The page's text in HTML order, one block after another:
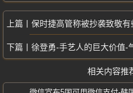
保时捷高管称被抄袭致敬有些许
徐登勇-手艺人的巨大价值-气球
相关内容推